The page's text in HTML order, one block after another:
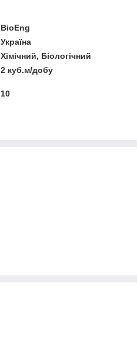
BioEng
Україна
Хімічний, Біологічний
2 куб.м/добу
10